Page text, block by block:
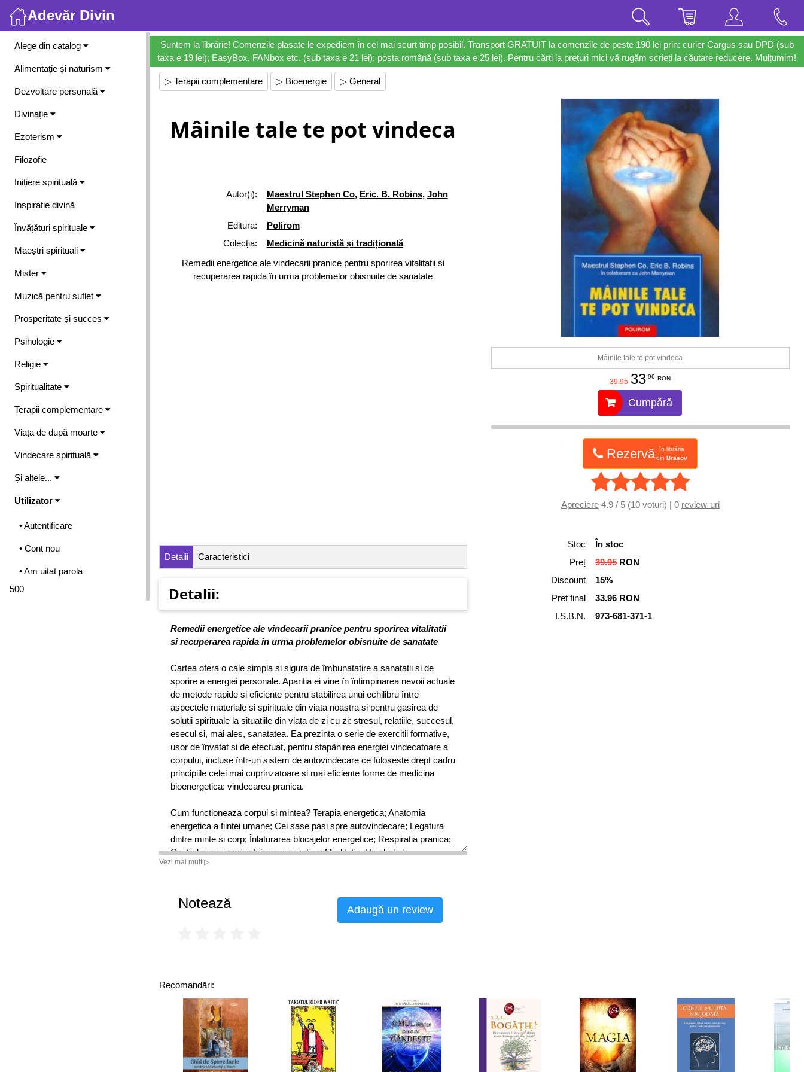
Adevăr Divin
Meniu
Alege din catalog
Alimentație și naturism
Dezvoltare personală
Divinație
Ezoterism
Filozofie
Inițiere spirituală
Inspirație divină
Învățături spirituale
Maeștri spirituali
Mister
Muzică pentru suflet
Prosperitate și succes
Psihologie
Religie
Spiritualitate
Terapii complementare
Viața de după moarte
Vindecare spirituală
Și altele...
Utilizator
• Autentificare
• Cont nou
• Am uitat parola
500
Suntem la librărie! Comenzile plasate le expediem în cel mai scurt timp posibil. Transport GRATUIT la comenzile de peste 190 lei prin: curier Cargus sau DPD (sub
taxa e 19 lei); EasyBox, FANbox etc. (sub taxa e 21 lei); poșta română (sub taxa e 25 lei). Pentru cărți la prețuri mici vă rugăm scrieți la căutare reducere. Mulțumim!
▷ Terapii complementare ▷ Bioenergie ▷ General
Mâinile tale te pot vindeca
Autor(i): Maestrul Stephen Co, Eric. B. Robins, John
Merryman
Editura:
Polirom
Colecția:
Medicină naturistă și tradițională
Remedii energetice ale vindecarii pranice pentru sporirea vitalitatii si
recuperarea rapida în urma problemelor obisnuite de sanatate
Mâinile tale te pot vindeca
39.95 33 .96 RON
Cumpără
Rezervă
în librăria
dinBrașov
Apreciere4.9 / 5 (10 voturi) | 0 review-uri
Detalii Caracteristici
Detalii:
Remedii energetice ale vindecarii pranice pentru sporirea vitalitatii
si recuperarea rapida în urma problemelor obisnuite de sanatate
Cartea ofera o cale simpla si sigura de îmbunatatire a sanatatii si de
sporire a energiei personale. Aparitia ei vine în întimpinarea nevoii actuale
de metode rapide si eficiente pentru stabilirea unui echilibru între
aspectele materiale si spirituale din viata noastra si pentru gasirea de
solutii spirituale la situatiile din viata de zi cu zi: stresul, relatiile, succesul,
esecul si, mai ales, sanatatea. Ea prezinta o serie de exercitii formative,
usor de învatat si de efectuat, pentru stapânirea energiei vindecatoare a
corpului, incluse într-un sistem de autovindecare ce foloseste drept cadru
principiile celei mai cuprinzatoare si mai eficiente forme de medicina
bioenergetica: vindecarea pranica.
Cum functioneaza corpul si mintea? Terapia energetica; Anatomia
energetica a fiintei umane; Cei sase pasi spre autovindecare; Legatura
dintre minte si corp; Înlaturarea blocajelor energetice; Respiratia pranica;
Controlarea energiei; Igiena energetica; Meditatia; Un ghid al
autovindecarii; Factori de succes în vindecarea cu energie; Cum sa
Vezi mai mult ▷
Stoc
În stoc
Preț
39.95RON
Discount
15%
Preț final
33.96 RON
I.S.B.N.
973-681-371-1
Notează Adaugă un review
Recomandări: